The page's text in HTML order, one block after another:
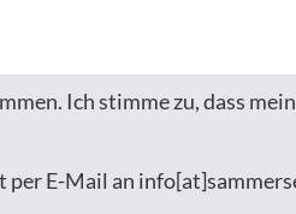
Ich stimme zu, dass
E-Mail an